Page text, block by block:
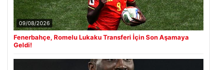
09/08/2026
Fenerbahçe, Romelu Lukaku Transferi İçin Son Aşamaya
Geldi!